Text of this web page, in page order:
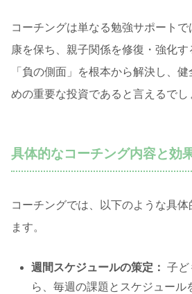
コーチングは単なる勉強サポート
康を保ち、親子関係を修復・強化
「負の側面」を根本から解決し、
めの重要な投資であると言えるでし
具体的なコーチング内容と効
コーチングでは、以下のような具
ます。
週間スケジュールの策定： 子ど
ら、毎週の課題とスケジュール